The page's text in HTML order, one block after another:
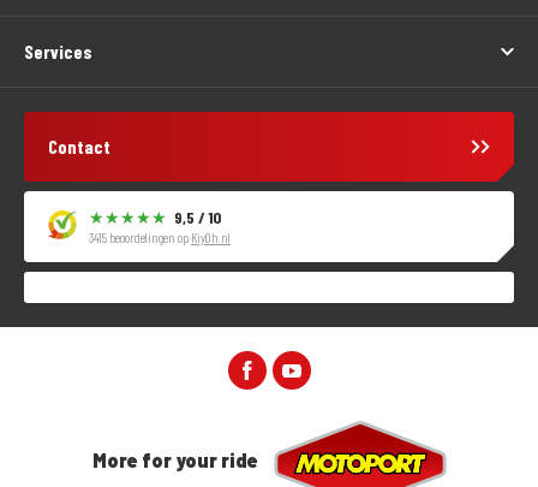
Services
Contact
9,5 / 10
3415 beoordelingen op KiyOh.nl
More for your ride